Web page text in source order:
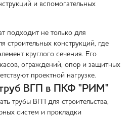
и вспомогательных
подходит не только для
строительных конструкций, где
круглого сечения. Его
ограждений, опор и защитных
проектной нагрузке.
труб ВГП в ПКФ "РИМ"
трубы ВГП для строительства,
систем и прокладки